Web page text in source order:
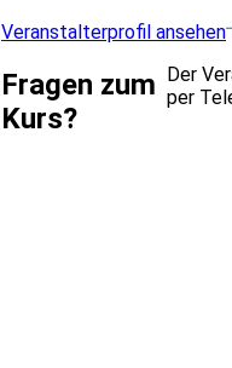
Veranstalterprofil ansehen
Fragen zum
Kurs?
Der
per